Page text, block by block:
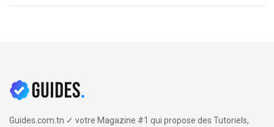
Guides.com.tn ✓ votre Magazine #1 qui propose des Tutoriels,